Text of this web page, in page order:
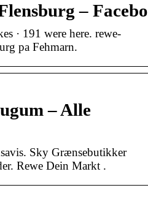
–
· 191 were here. rewe-
pa Fehmarn.
– Alle
Sky Grænsebutikker
Rewe Dein Markt .